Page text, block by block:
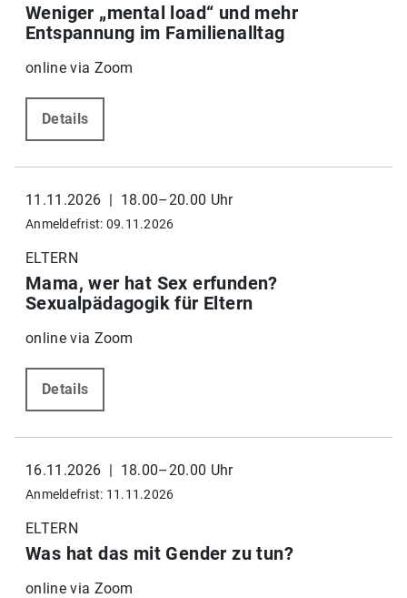
Weniger „mental load“ und mehr
Entspannung im Familienalltag
online via Zoom
Details
11.11.2026 | 18.00–20.00 Uhr
Anmeldefrist: 09.11.2026
ELTERN
Mama, wer hat Sex erfunden?
Sexualpädagogik für Eltern
online via Zoom
Details
16.11.2026 | 18.00–20.00 Uhr
Anmeldefrist: 11.11.2026
ELTERN
Was hat das mit Gender zu tun?
online via Zoom